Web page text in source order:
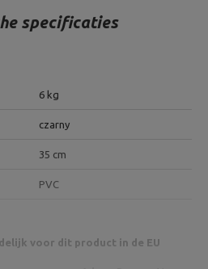
specificaties
6 kg
czarny
35 cm
PVC
voor dit product in de EU